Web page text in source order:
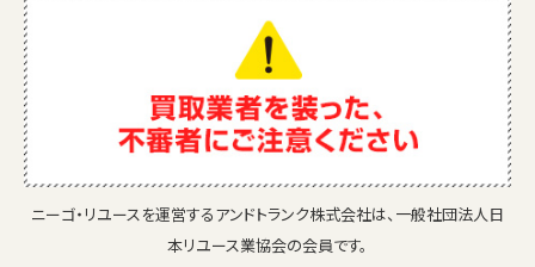
ニーゴ・リユースを運営するアンドトランク株式会社は、一般社団法人日
本リユース業協会の会員です。